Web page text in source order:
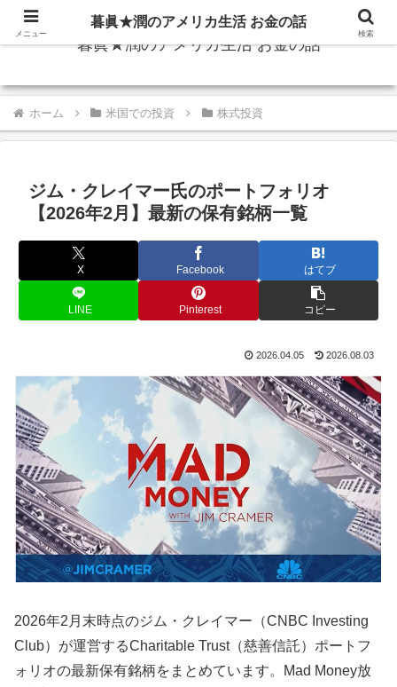
暮眞★潤のアメリカ生活 お金の話
ホーム 米国での投資 株式投資
ジム・クレイマー氏のポートフォリオ
【2026年2月】最新の保有銘柄一覧
X Facebook はてブ
LINE Pinterest コピー
2026.04.05 2026.08.03
2026年2月末時点のジム・クレイマー（CNBC Investing
Club）が運営するCharitable Trust（慈善信託）ポートフ
ォリオの最新保有銘柄をまとめています。Mad Money放
メニュー
暮眞★潤のアメリカ生活 お金の話
検索